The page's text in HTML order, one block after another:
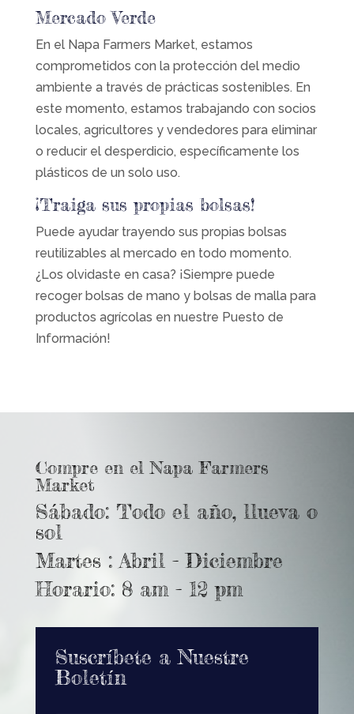
Mercado Verde
En el Napa Farmers Market, estamos
comprometidos con la protección del medio
ambiente a través de prácticas sostenibles. En
este momento, estamos trabajando con socios
locales, agricultores y vendedores para eliminar
o reducir el desperdicio, específicamente los
plásticos de un solo uso.
¡Traiga sus propias bolsas!
Puede ayudar trayendo sus propias bolsas
reutilizables al mercado en todo momento.
¿Los olvidaste en casa? ¡Siempre puede
recoger bolsas de mano y bolsas de malla para
productos agrícolas en nuestre Puesto de
Información!
Compre en el Napa Farmers
Market
Sábado: Todo el año, llueva o
sol
Martes : Abril - Diciembre
Horario: 8 am - 12 pm
Suscríbete a Nuestre
Boletín